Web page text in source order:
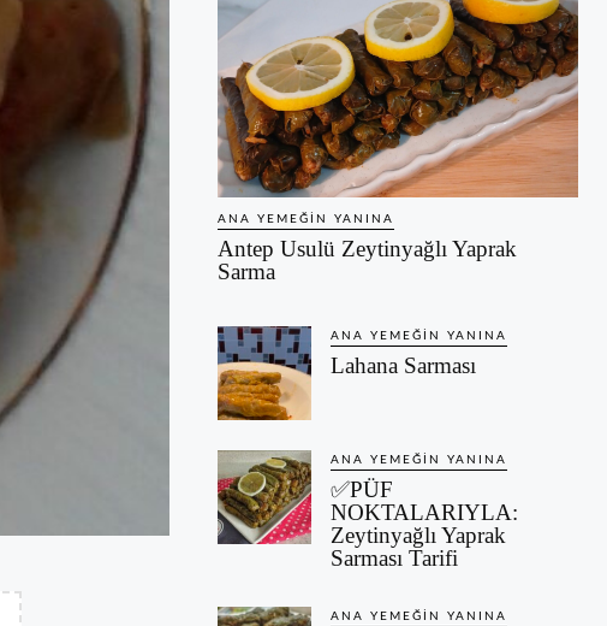
ANA YEMEĞIN YANINA
Antep Usulü Zeytinyağlı Yaprak
Sarma
ANA YEMEĞIN YANINA
Lahana Sarması
ANA YEMEĞIN YANINA
✅PÜF
NOKTALARIYLA:
Zeytinyağlı Yaprak
Sarması Tarifi
ANA YEMEĞIN YANINA